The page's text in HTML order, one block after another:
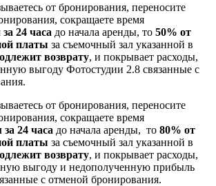
от бронирования, переносите
сокращаете время
24 часа до начала аренды, то 50% от
платы за съемочный зал указанной в
возврату, и покрывает расходы,
выгоду Фотостудии 2.8 связанные с
от бронирования, переносите
сокращаете время
24 часа до начала аренды, то 80% от
платы за съемочный зал указанной в
возврату, и покрывает расходы,
выгоду и недополученную прибыль
с отменой бронирования.